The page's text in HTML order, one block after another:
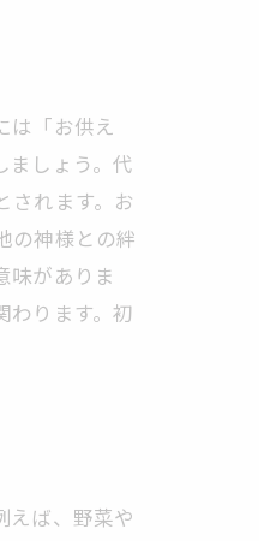
は「お供え
ましょう。代
されます。お
の神様との絆
味がありま
わります。初
えば、野菜や